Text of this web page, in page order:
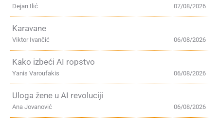
07/08/2026
Dejan Ilić
Karavane
06/08/2026
Viktor Ivančić
Kako izbeći AI ropstvo
06/08/2026
Yanis Varoufakis
Uloga žene u AI revoluciji
06/08/2026
Ana Jovanović